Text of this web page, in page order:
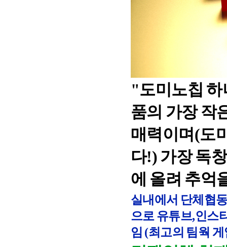
"도미노칩 하
품의 가장 작
매력이며(도
다!) 가장 독
에 올려 추억
실내에서 단체협
으로 유튜브,인스
임 (최고의 팀웍